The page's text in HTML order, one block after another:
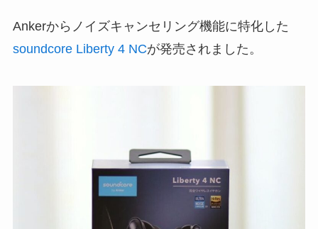
Ankerからノイズキャンセリング機能に特化した
soundcore Liberty 4 NCが発売されました。